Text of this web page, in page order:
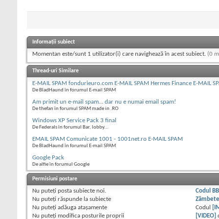
Informații subiect
Momentan este/sunt 1 utilizator(i) care navighează în acest subiect. (0
Thread-uri Similare
E-MAIL SPAM fondurieuro.com E-MAIL SPAM Hermes Finance E-MAIL
De BladHaund în forumul E-mail SPAM
Am primit un e-mail spam... dar nu e numai email spam!
De thefan în forumul SPAM made in .RO
Windows XP Service Pack 3 final
De Federals în forumul Bar, lobby...
EMAIL SPAM Comunicate 1001 - 1001net.ro E-MAIL SPAM
De BladHaund în forumul E-mail SPAM
Google Pack
De alfie în forumul Google
Permisiuni postare
Nu puteţi posta subiecte noi.
Nu puteţi răspunde la subiecte
Nu puteţi adăuga ataşamente
Nu puteţi modifica posturile proprii
Codul BB
Codul
[VIDEO]